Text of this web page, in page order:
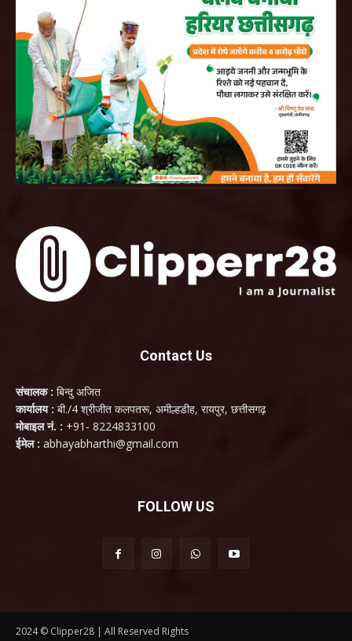
Contact Us
संचालक : बिन्दु अजित
कार्यालय : बी./4 श्रीजीत कलपतरू, अमील्हडीह, रायपुर, छत्तीसगढ़
मोबाइल नं. : +91- 8224833100
ईमेल : abhayabharthi@gmail.com
FOLLOW US
2024 © Clipper28 | All Reserved Rights